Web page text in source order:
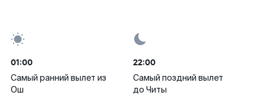
01:00
Самый ранний вылет из
Ош
22:00
Самый поздний вылет
до Читы